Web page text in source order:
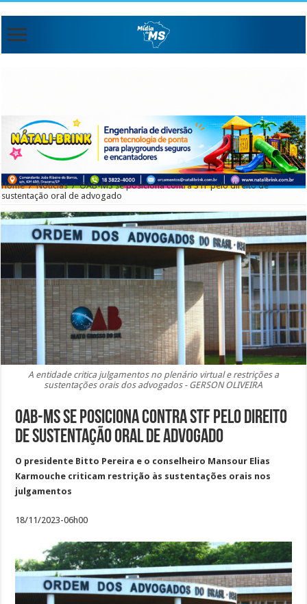
Home / Noticias / OAB-MS se posiciona contra STF pelo direito de
sustentação oral de advogado
A entidade critica julgamentos no plenário virtual e restrições a
sustentações orais dos advogados - GERSON OLIVEIRA
OAB-MS se posiciona contra STF pelo direito
de sustentação oral de advogado
O presidente Bitto Pereira e o conselheiro Mansour Elias
Karmouche criticam restrição às sustentações orais nos
julgamentos
18/11/2023-06h00